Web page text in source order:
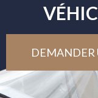
DEMANDER